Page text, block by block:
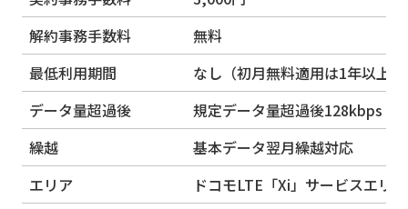
解約事務手数料
無料
最低利用期間
なし（初月無料適用は1年以上
データ量超過後
規定データ量超過後128kbps
繰越
基本データ翌月繰越対応
エリア
ドコモLTE「Xi」サービスエリア